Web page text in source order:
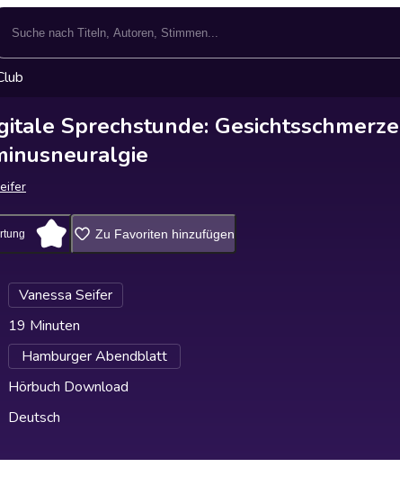
Sprechstunde:
Zu Favoriten hinzufügen
Vanessa Seifer
19 Minuten
Hamburger Abendblatt
Hörbuch Download
Deutsch